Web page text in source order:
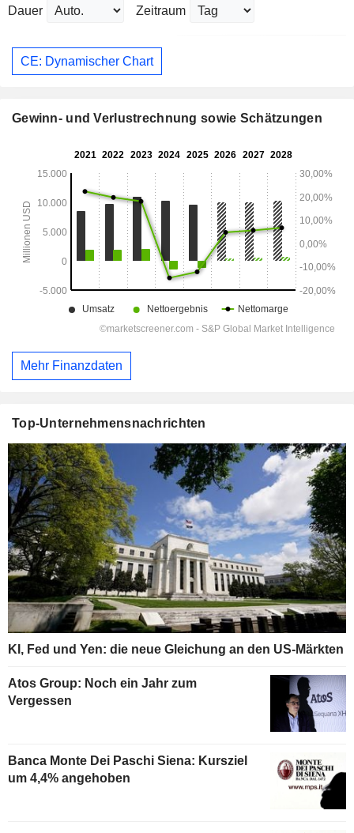
Dauer Zeitraum
CE: Dynamischer Chart
Gewinn- und Verlustrechnung sowie Schätzungen
Mehr Finanzdaten
Top-Unternehmensnachrichten
KI, Fed und Yen: die neue Gleichung an den US-Märkten
Atos Group: Noch ein Jahr zum
Vergessen
Banca Monte Dei Paschi Siena: Kursziel
um 4,4% angehoben